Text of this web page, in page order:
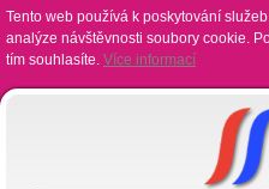
Tento web používá k poskytování
analýze návštěvnosti soubory cookie.
tím souhlasíte. Více informací